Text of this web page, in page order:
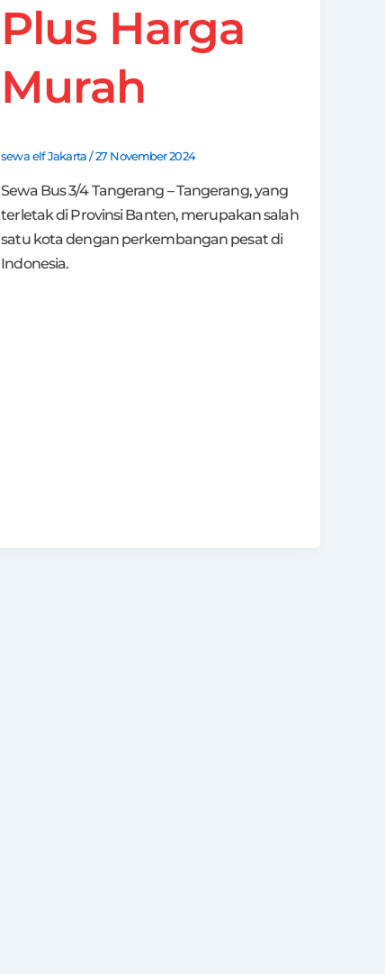
Plus Harga
Murah
sewa elf Jakarta/27 November 2024
Sewa Bus 3/4 Tangerang – Tangerang, yang
terletak di Provinsi Banten, merupakan salah
satu kota dengan perkembangan pesat di
Indonesia.